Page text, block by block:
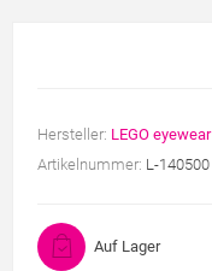
Hersteller: LEGO eyewear
Artikelnummer: L-140500
Auf Lager